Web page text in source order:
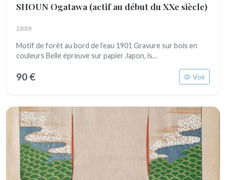
SHOUN Ogatawa (actif au début du XXe siècle)
23018
Motif de forêt au bord de l’eau 1901 Gravure sur bois en
couleurs Belle épreuve sur papier Japon, is...
90 € Voir